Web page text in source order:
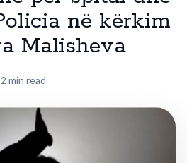
në kërkim
Malisheva
2 min read